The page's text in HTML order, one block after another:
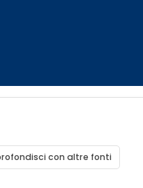
con altre fonti